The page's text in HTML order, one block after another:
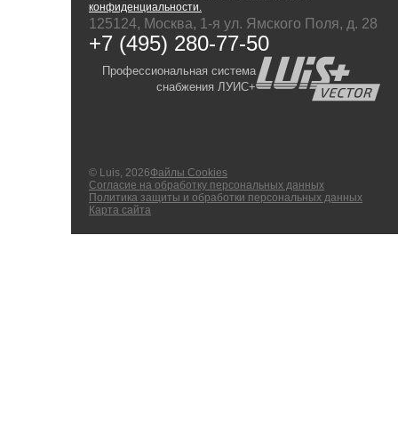
конфиденциальности.
125124, Москва, 1-я ул. Ямского Поля, д. 28
+7 (495) 280-77-50
Профессиональная система
снабжения ЛУИС+
© Luis, 2026Файлы Cookies
Согласие на обработку персональных данных
Политика защиты и обработки персональных данных
Карта сайта